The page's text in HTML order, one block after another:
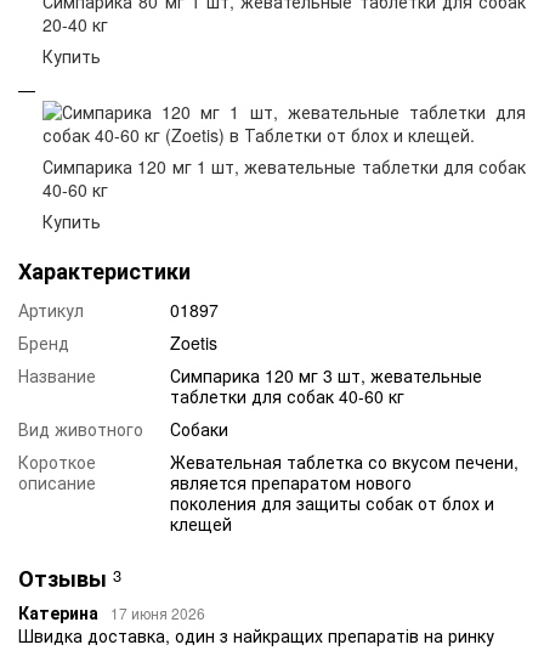
20-40 кг
Купить
Симпарика 120 мг 1 шт, жевательные таблетки для собак
40-60 кг
Купить
Характеристики
Артикул
01897
Бренд
Zoetis
Название
Симпарика 120 мг 3 шт, жевательные
таблетки для собак 40-60 кг
Вид животного
Собаки
Короткое
описание
Жевательная таблетка со вкусом печени,
является препаратом нового
поколения для защиты собак от блох и
клещей
Отзывы 3
Катерина 17 июня 2026
Швидка доставка, один з найкращих препаратів на ринку